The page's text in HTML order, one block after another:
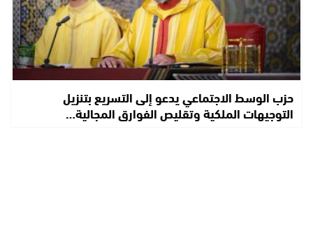
حزب الوسط الاجتماعي يدعو إلى التسريع بتنزيل
التوجيهات الملكية وتقليص الفوارق المجالية…